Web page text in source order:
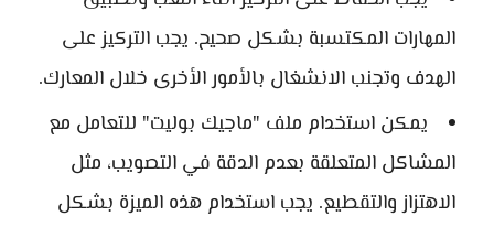
المهارات المكتسبة بشكل صحيح. يجب التركيز على
الهدف وتجنب الانشغال بالأمور الأخرى خلال المعارك.
يمكن استخدام ملف "ماجيك بوليت" للتعامل مع
المشاكل المتعلقة بعدم الدقة في التصويب، مثل
الاهتزاز والتقطيع. يجب استخدام هذه الميزة بشكل